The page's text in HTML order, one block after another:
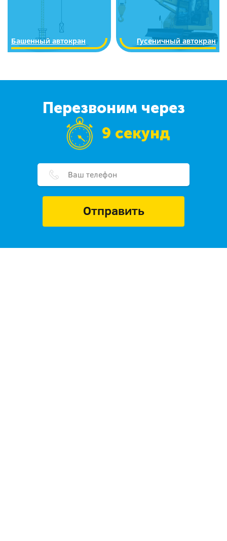
Башенный автокран Гусеничный автокран
Перезвоним через
9 секунд
Отправить